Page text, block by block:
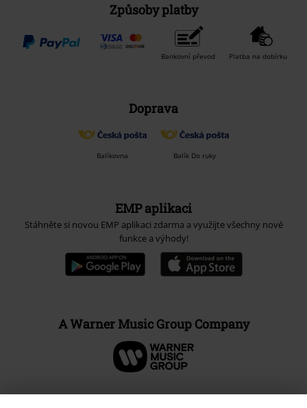
Způsoby platby
Bankovní převod Platba na dobírku
Doprava
Balíkovna Balík Do ruky
EMP aplikaci
Stáhněte si novou EMP aplikaci zdarma a využijte všechny nové
funkce a výhody!
A Warner Music Group Company